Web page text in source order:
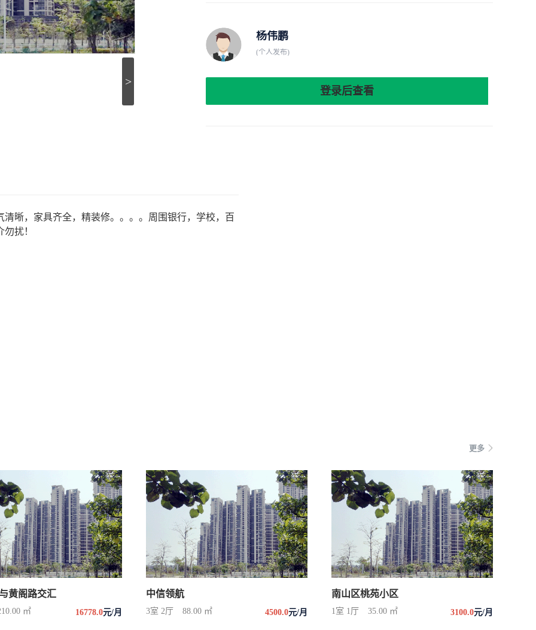
>
杨伟鹏
(个人发布)
登录后查看
晰，家具齐全，精装修。。。。周围银行，学校，百
扰！
更多
黄阁路交汇
㎡ 16778.0元/月
中信领航
3室 2厅 88.00 ㎡ 4500.0元/月
南山区桃苑小区
1室 1厅 35.00 ㎡ 3100.0元/月